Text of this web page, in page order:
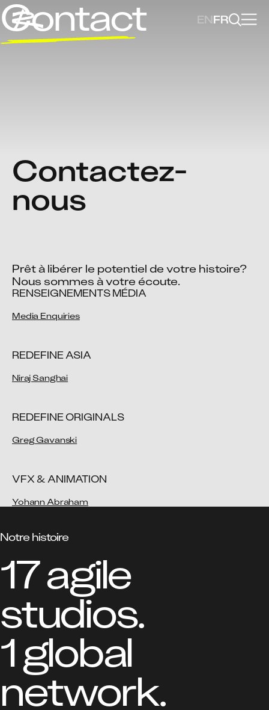
ENFR
Contact
Contactez-
nous
Prêt à libérer le potentiel de votre histoire?
Nous sommes à votre écoute.
RENSEIGNEMENTS MÉDIA
Media Enquiries
REDEFINE ASIA
Niraj Sanghai
REDEFINE ORIGINALS
Greg Gavanski
VFX & ANIMATION
Yohann Abraham
Notre histoire
17 agile
studios.
1 global
network.